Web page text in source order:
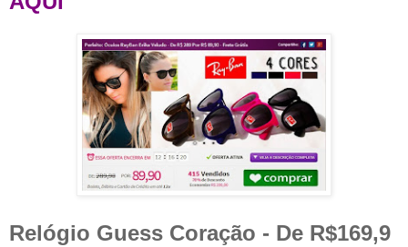
Relógio Guess Coração - De R$169,9